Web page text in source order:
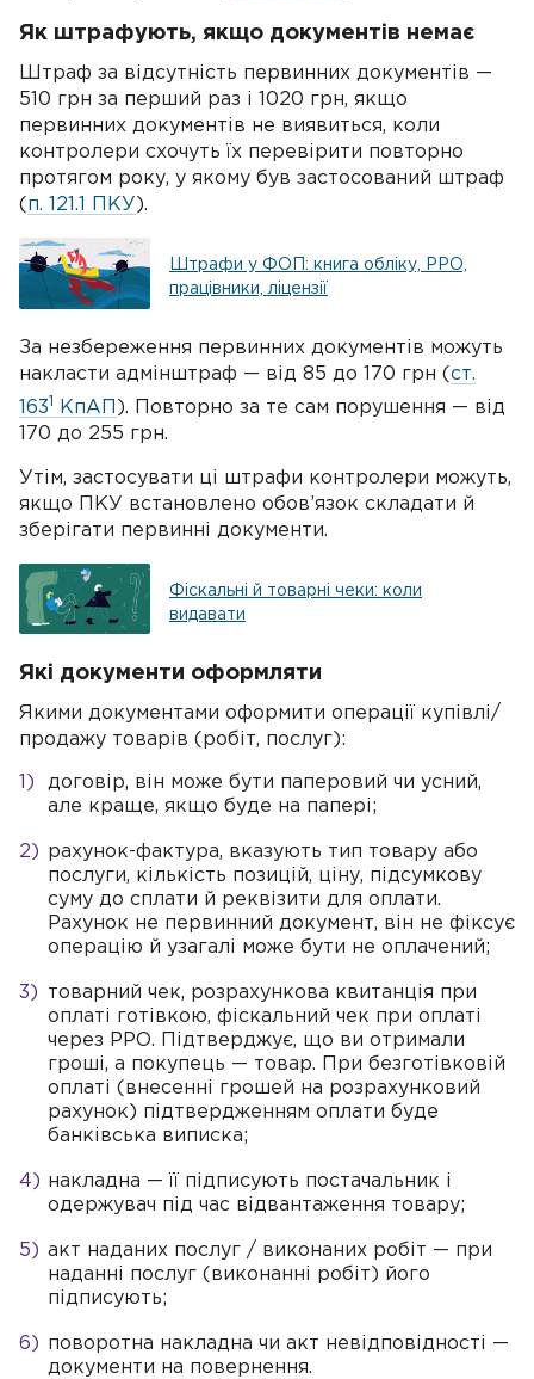
Як штрафують, якщо документів немає
Штраф за відсутність первинних документів —
510 грн за перший раз і 1020 грн, якщо
первинних документів не виявиться, коли
контролери схочуть їх перевірити повторно
протягом року, у якому був застосований штраф
( п. 121.1 ПКУ ).
Штрафи у ФОП: книга обліку, РРО,
працівники, ліцензії
За незбереження первинних документів можуть
накласти адмінштраф — від 85 до 170 грн (ст.
1631 КпАП
). Повторно за те сам порушення — від
170 до 255 грн.
Утім, застосувати ці штрафи контролери можуть,
якщо ПКУ встановлено обов’язок складати й
зберігати первинні документи.
Фіскальні й товарні чеки: коли
видавати
Які документи оформляти
Якими документами оформити операції купівлі/
продажу товарів (робіт, послуг):
договір, він може бути паперовий чи усний,
але краще, якщо буде на папері;
рахунок-фактура, вказують тип товару або
послуги, кількість позицій, ціну, підсумкову
суму до сплати й реквізити для оплати.
Рахунок не первинний документ, він не фіксує
операцію й узагалі може бути не оплачений;
товарний чек, розрахункова квитанція при
оплаті готівкою, фіскальний чек при оплаті
через РРО. Підтверджує, що ви отримали
гроші, а покупець — товар. При безготівковій
оплаті (внесенні грошей на розрахунковий
рахунок) підтвердженням оплати буде
банківська виписка;
накладна — її підписують постачальник і
одержувач під час відвантаження товару;
акт наданих послуг / виконаних робіт — при
наданні послуг (виконанні робіт) його
підписують;
поворотна накладна чи акт невідповідності —
документи на повернення.